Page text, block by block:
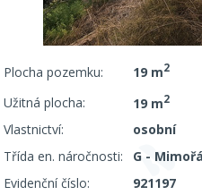
Plocha pozemku: 19 m2
Užitná plocha: 19 m2
Vlastnictví:
osobní
Třída en. náročnosti:
G -
Evidenční číslo:
921197